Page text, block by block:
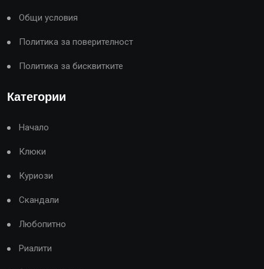
Общи условия
Политика за поверителност
Политика за бисквитките
Категории
Начало
Клюки
Куриози
Скандали
Любопитно
Риалити